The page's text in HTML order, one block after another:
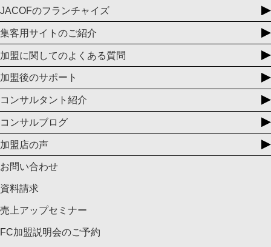
JACOFのフランチャイズ
集客用サイトのご紹介
加盟に関してのよくある質問
加盟後のサポート
コンサルタント紹介
コンサルブログ
加盟店の声
お問い合わせ
資料請求
売上アップセミナー
FC加盟説明会のご予約